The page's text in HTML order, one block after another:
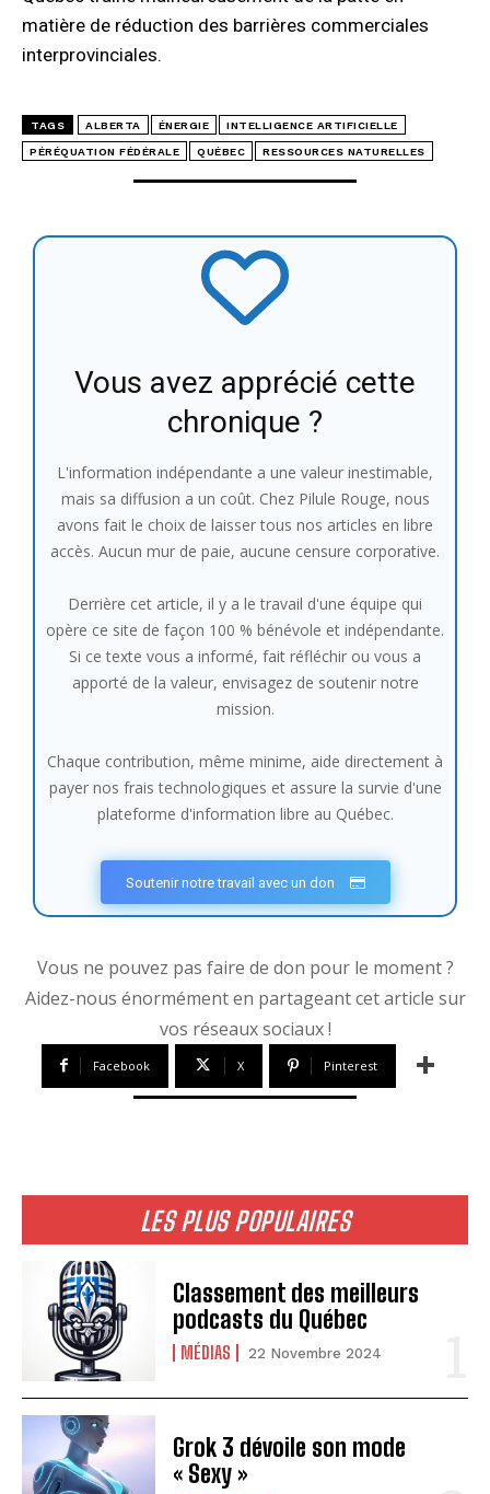
LES PLUS POPULAIRES
Classement des meilleurs
podcasts du Québec
MÉDIAS 22 Novembre 2024
Grok 3 dévoile son mode
« Sexy »
matière de réduction des barrières commerciales
interprovinciales.
TAGS ALBERTA ÉNERGIE INTELLIGENCE ARTIFICIELLE
PÉRÉQUATION FÉDÉRALE QUÉBEC RESSOURCES NATURELLES
Vous avez apprécié cette
chronique ?
L'information indépendante a une valeur inestimable,
mais sa diffusion a un coût. Chez Pilule Rouge, nous
avons fait le choix de laisser tous nos articles en libre
accès. Aucun mur de paie, aucune censure corporative.
Derrière cet article, il y a le travail d'une équipe qui
opère ce site de façon 100 % bénévole et indépendante.
Si ce texte vous a informé, fait réfléchir ou vous a
apporté de la valeur, envisagez de soutenir notre
mission.
Chaque contribution, même minime, aide directement à
payer nos frais technologiques et assure la survie d'une
plateforme d'information libre au Québec.
Soutenir notre travail avec un don
Vous ne pouvez pas faire de don pour le moment ?
Aidez-nous énormément en partageant cet article sur
vos réseaux sociaux !
Facebook X Pinterest